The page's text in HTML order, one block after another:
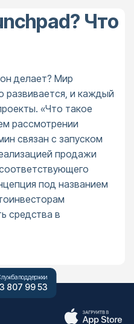
Что
делает? Мир
развивается, и каждый
«Что такое
рассмотрении
связан с запуском
продажи
под названием
средства в
поддержки
807 99 53